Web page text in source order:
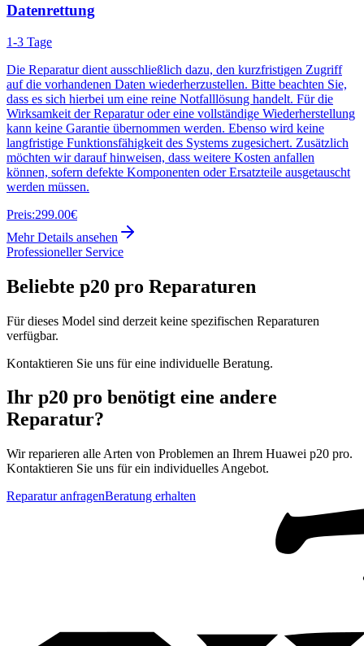
Datenrettung
1-3 Tage
Die Reparatur dient ausschließlich dazu, den kurzfristigen Zugriff
auf die vorhandenen Daten wiederherzustellen. Bitte beachten Sie,
dass es sich hierbei um eine reine Notfalllösung handelt. Für die
Wirksamkeit der Reparatur oder eine vollständige Wiederherstellung
kann keine Garantie übernommen werden. Ebenso wird keine
langfristige Funktionsfähigkeit des Systems zugesichert. Zusätzlich
möchten wir darauf hinweisen, dass weitere Kosten anfallen
können, sofern defekte Komponenten oder Ersatzteile ausgetauscht
werden müssen.
Preis:299.00€
Mehr Details ansehen
Professioneller Service
Beliebte p20 pro Reparaturen
Für dieses Model sind derzeit keine spezifischen Reparaturen
verfügbar.
Kontaktieren Sie uns für eine individuelle Beratung.
Ihr p20 pro benötigt eine andere
Reparatur?
Wir reparieren alle Arten von Problemen an Ihrem Huawei p20 pro.
Kontaktieren Sie uns für ein individuelles Angebot.
Reparatur anfragenBeratung erhalten